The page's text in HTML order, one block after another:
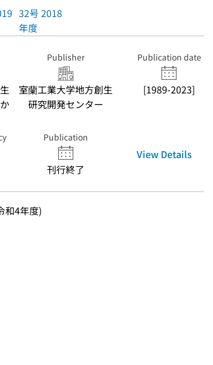
32号 2018
年度
Publisher
室蘭工業大学地方創生
研究開発センター
Publication date
[1989-2023]
Publication
刊行終了
View Details
和4年度)